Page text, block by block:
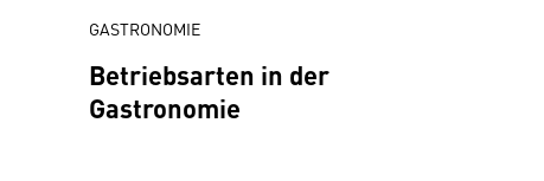
GASTRONOMIE
Betriebsarten in der
Gastronomie